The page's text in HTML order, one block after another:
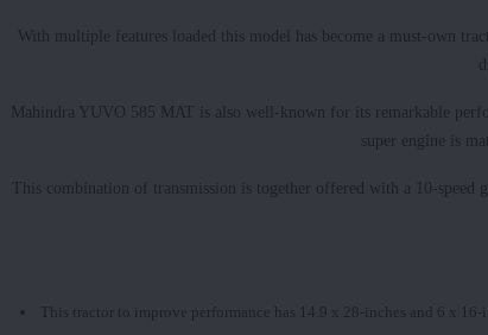
With multiple features loaded this model has become a must-own
Mahindra YUVO 585 MAT is also well-known for its remarkable
super engine is
This combination of transmission is together offered with a 10-
This tractor to improve performance has 14.9 x 28-inches and 6 x